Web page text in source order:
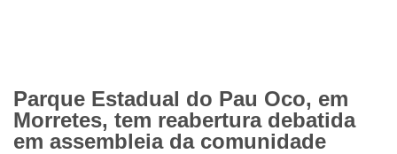
Parque Estadual do Pau Oco, em
Morretes, tem reabertura debatida
em assembleia da comunidade